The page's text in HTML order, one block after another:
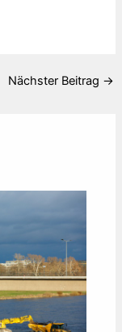
Nächster Beitrag →